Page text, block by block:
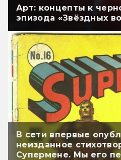
Арт: концепты к
эпизода «Звёздных
В сети впервые
неизданное
Супермене. Мы его